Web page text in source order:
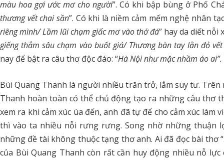
màu hoa gợi ước mơ cho người”. Có khi bập bùng ở Phố
thương vết chai sần”. Có khi là niềm cảm mếm nghệ nhân
riêng mình/ Lầm lũi chạm giấc mơ vào thớ đá” hay da diết nỗi
giếng thẳm sâu chạm vào buốt giá/ Thương bàn tay lằn đỏ
nay để bật ra câu thơ độc đáo: “Hà Nội như mặc nhầm áo ai”.
Bùi Quang Thanh là người nhiều trăn trở, lắm suy tư.
Thanh hoàn toàn có thể chủ động tạo ra những câu thơ
xem ra khi cảm xúc ùa đến, anh đã tự để cho cảm xúc
thì vào ta nhiều nỗi rưng rưng. Song nhờ những thuận
những đề tài không thuộc tạng thơ anh. Ai đã đọc bài thơ “
của Bùi Quang Thanh còn rất cần huy động nhiều nỗ